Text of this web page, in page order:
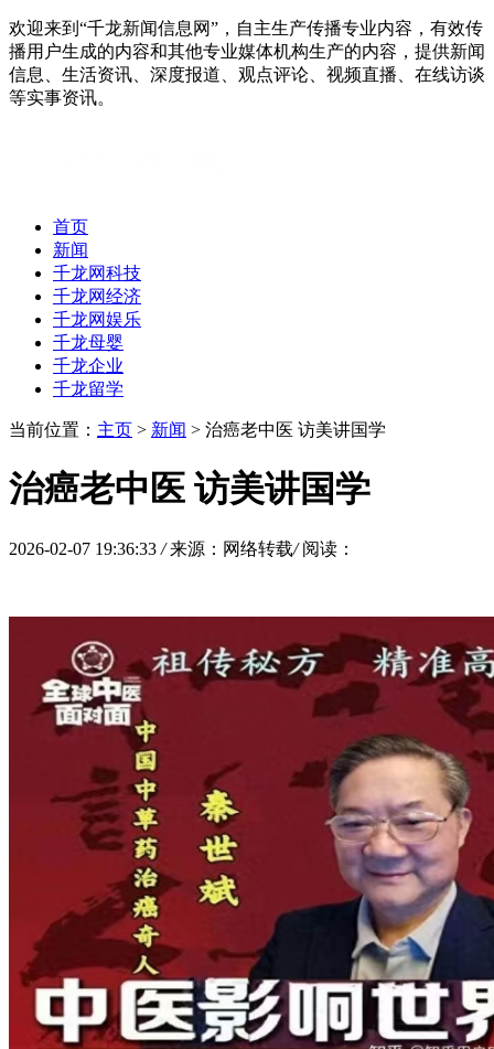
欢迎来到“千龙新闻信息网”，自主生产传播专业内容，有效传
播用户生成的内容和其他专业媒体机构生产的内容，提供新闻
信息、生活资讯、深度报道、观点评论、视频直播、在线访谈
等实事资讯。
首页
新闻
千龙网科技
千龙网经济
千龙网娱乐
千龙母婴
千龙企业
千龙留学
当前位置： 主页 > 新闻 > 治癌老中医 访美讲国学
治癌老中医 访美讲国学
2026-02-07 19:36:33 / 来源：网络转载/ 阅读：